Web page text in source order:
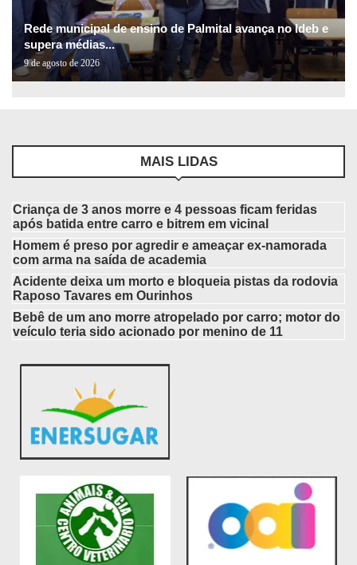
Rede municipal de ensino de Palmital avança no Ideb e
supera médias...
9 de agosto de 2026
MAIS LIDAS
Criança de 3 anos morre e 4 pessoas ficam feridas
após batida entre carro e bitrem em vicinal
Homem é preso por agredir e ameaçar ex-namorada
com arma na saída de academia
Acidente deixa um morto e bloqueia pistas da rodovia
Raposo Tavares em Ourinhos
Bebê de um ano morre atropelado por carro; motor do
veículo teria sido acionado por menino de 11